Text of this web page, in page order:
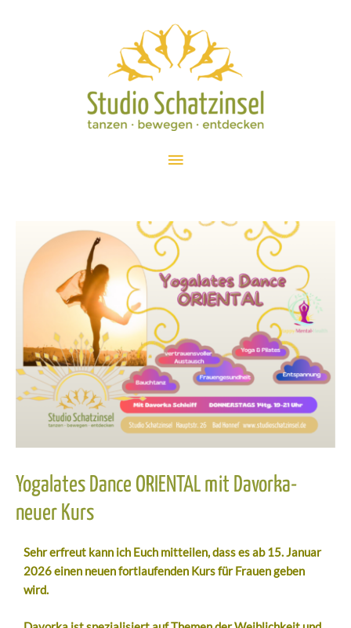
Yogalates Dance ORIENTAL mit Davorka-
neuer Kurs
Sehr erfreut kann ich Euch mitteilen, dass es ab 15. Januar
2026 einen neuen fortlaufenden Kurs für Frauen geben
wird.